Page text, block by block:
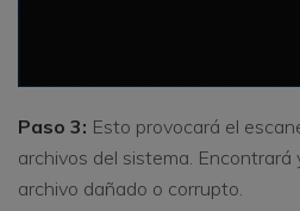
Paso 3: Esto provocará el
archivos del sistema. Encontrará
archivo dañado o corrupto.